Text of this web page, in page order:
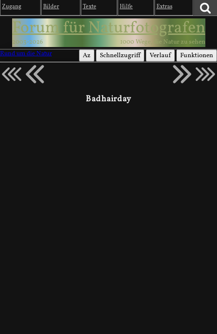
Zugang Bilder Texte Hilfe Extras
Forum für Naturfotografen
2003-2026
1000 Wege, die Natur zu sehen
Rund um die Natur
Az Schnellzugriff Verlauf Funktionen
Badhairday